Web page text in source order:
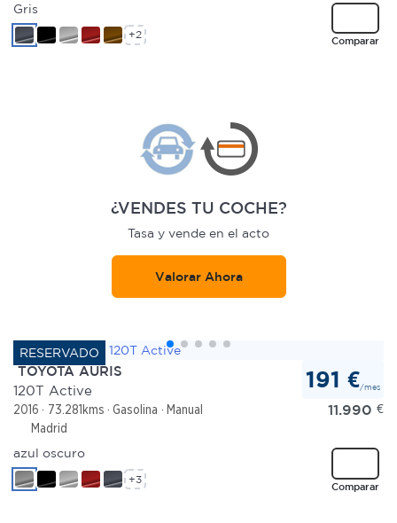
Comparar
Gris
+2
¿VENDES TU COCHE?
Tasa y vende en el acto
Valorar Ahora
TOYOTA AURIS
120T Active
2016 73.281kms Gasolina
Manual
Madrid
191 €/mes
11.990 €
Comparar
azul oscuro
+3